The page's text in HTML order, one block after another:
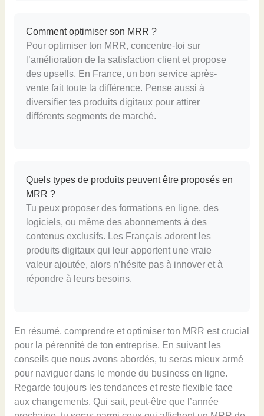
Comment optimiser son MRR ?
Pour optimiser ton MRR, concentre-toi sur
l’amélioration de la satisfaction client et propose
des upsells. En France, un bon service après-
vente fait toute la différence. Pense aussi à
diversifier tes produits digitaux pour attirer
différents segments de marché.
Quels types de produits peuvent être proposés en
MRR ?
Tu peux proposer des formations en ligne, des
logiciels, ou même des abonnements à des
contenus exclusifs. Les Français adorent les
produits digitaux qui leur apportent une vraie
valeur ajoutée, alors n’hésite pas à innover et à
répondre à leurs besoins.
En résumé, comprendre et optimiser ton MRR est crucial
pour la pérennité de ton entreprise. En suivant les
conseils que nous avons abordés, tu seras mieux armé
pour naviguer dans le monde du business en ligne.
Regarde toujours les tendances et reste flexible face
aux changements. Qui sait, peut-être que l’année